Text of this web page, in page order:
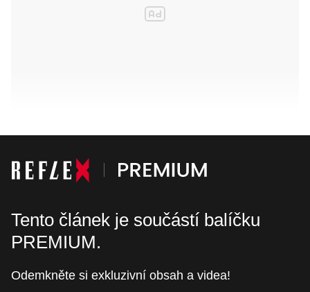
Tento článek je součástí balíčku
PREMIUM.
Odemkněte si exkluzivní obsah a videa!